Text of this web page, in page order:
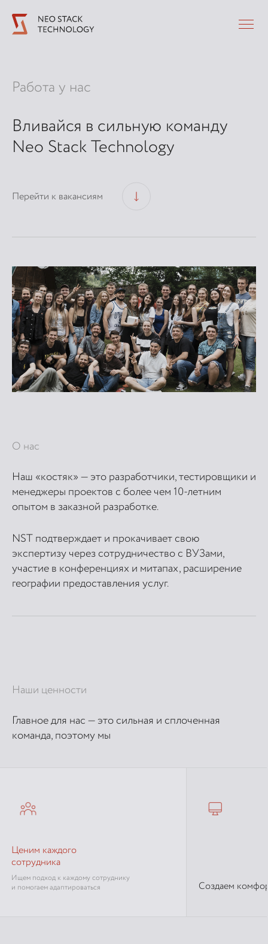
Работа у нас
Вливайся в сильную команду
Neo Stack Technology
Перейти к вакансиям
О нас
Наш «костяк» — это разработчики, тестировщики и
менеджеры проектов с более чем 10-летним
опытом в заказной разработке.
NST подтверждает и прокачивает свою
экспертизу через сотрудничество с ВУЗами,
участие в конференциях и митапах, расширение
географии предоставления услуг.
Наши ценности
Главное для нас — это сильная и сплоченная
команда, поэтому мы
Ценим каждого
сотрудника
Ищем подход к каждому сотруднику
и помогаем адаптироваться
Создаем